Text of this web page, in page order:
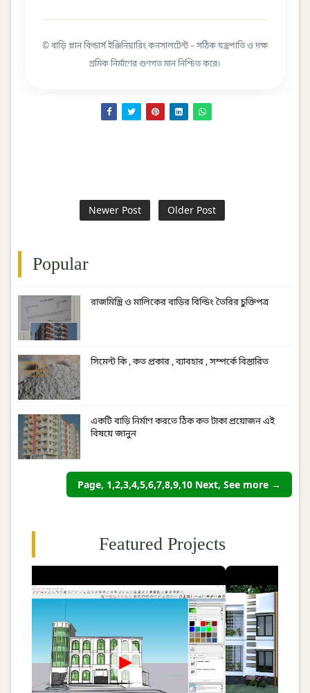
© বাড়ি প্লান বিল্ডার্স ইঞ্জিনিয়ারিং কনসালটেন্ট – সঠিক যন্ত্রপাতি ও দক্ষ
শ্রমিক নির্মাণের গুণগত মান নিশ্চিত করে।
Newer Post Older Post
Popular
রাজমিস্ত্রি ও মালিকের বাড়ির বিল্ডিং তৈরির চুক্তিপত্র
সিমেন্ট কি , কত প্রকার , ব্যাবহার , সম্পর্কে বিস্তারিত
একটি বাড়ি নির্মাণ করতে ঠিক কত টাকা প্রয়োজন এই
বিষয়ে জানুন
Page, 1,2,3,4,5,6,7,8,9,10 Next, See more →
Featured Projects
►